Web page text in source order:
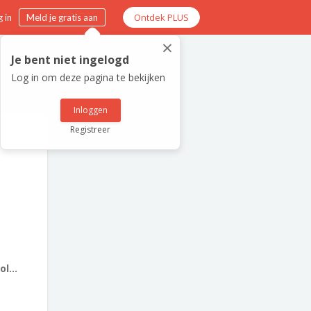
in Meld je gratis aan Ontdek PLUS
×
Je bent niet ingelogd
Log in om deze pagina te bekijken
Inloggen
Registreer